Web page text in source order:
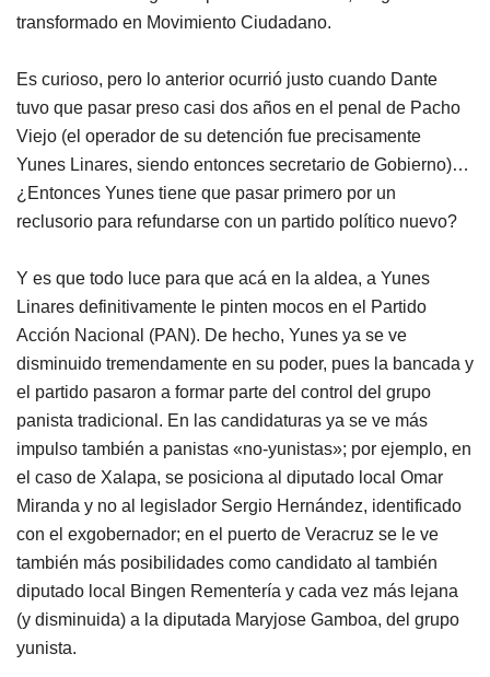
transformado en Movimiento Ciudadano.
Es curioso, pero lo anterior ocurrió justo cuando Dante
tuvo que pasar preso casi dos años en el penal de Pacho
Viejo (el operador de su detención fue precisamente
Yunes Linares, siendo entonces secretario de Gobierno)…
¿Entonces Yunes tiene que pasar primero por un
reclusorio para refundarse con un partido político nuevo?
Y es que todo luce para que acá en la aldea, a Yunes
Linares definitivamente le pinten mocos en el Partido
Acción Nacional (PAN). De hecho, Yunes ya se ve
disminuido tremendamente en su poder, pues la bancada y
el partido pasaron a formar parte del control del grupo
panista tradicional. En las candidaturas ya se ve más
impulso también a panistas «no-yunistas»; por ejemplo, en
el caso de Xalapa, se posiciona al diputado local Omar
Miranda y no al legislador Sergio Hernández, identificado
con el exgobernador; en el puerto de Veracruz se le ve
también más posibilidades como candidato al también
diputado local Bingen Rementería y cada vez más lejana
(y disminuida) a la diputada Maryjose Gamboa, del grupo
yunista.